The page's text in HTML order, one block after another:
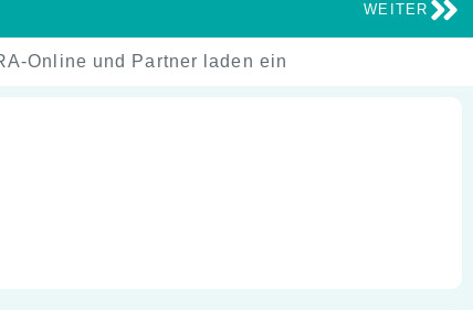
WEITER
Online und Partner laden ein